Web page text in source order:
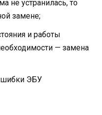
не устранилась, то
замене;
и работы
— замена
ЭБУ